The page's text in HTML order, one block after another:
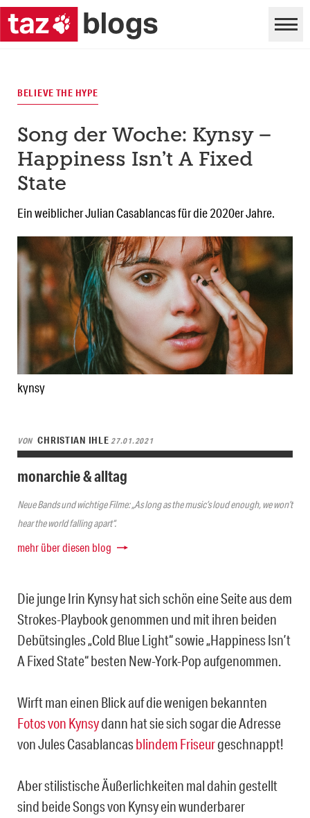
kynsy
BELIEVE THE HYPE
Song der Woche: Kynsy –
Happiness Isn’t A Fixed
State
Ein weiblicher Julian Casablancas für die 2020er Jahre.
VON CHRISTIAN IHLE27.01.2021
monarchie & alltag
Neue Bands und wichtige Filme: „As long as the music’s loud enough, we won’t
hear the world falling apart“.
mehr über diesen blog
Die junge Irin Kynsy hat sich schön eine Seite aus dem
Strokes-Playbook genommen und mit ihren beiden
Debütsingles „Cold Blue Light“ sowie „Happiness Isn’t
A Fixed State“ besten New-York-Pop aufgenommen.
Wirft man einen Blick auf die wenigen bekannten
Fotos von Kynsydann hat sie sich sogar die Adresse
von Jules Casablancasblindem Friseurgeschnappt!
Aber stilistische Äußerlichkeiten mal dahin gestellt
sind beide Songs von Kynsy ein wunderbarer